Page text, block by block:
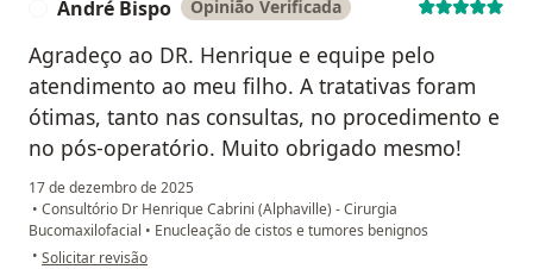
André Bispo Opinião Verificada
Agradeço ao DR. Henrique e equipe pelo
atendimento ao meu filho. A tratativas foram
ótimas, tanto nas consultas, no procedimento e
no pós-operatório. Muito obrigado mesmo!
17 de dezembro de 2025
• Consultório Dr Henrique Cabrini (Alphaville) - Cirurgia
Bucomaxilofacial • Enucleação de cistos e tumores benignos
• na opinião do utilizador André Bispo
Solicitar revisão